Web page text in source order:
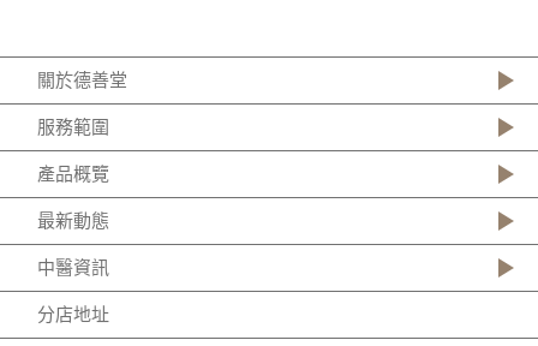
關於德善堂
服務範圍
產品概覽
最新動態
中醫資訊
分店地址